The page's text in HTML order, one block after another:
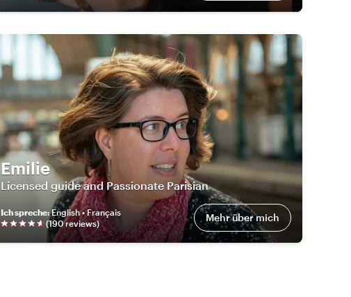
Emilie
Licensed guide and Passionate Parisian
Ich spreche:English • Français
(190reviews) Mehr über mich